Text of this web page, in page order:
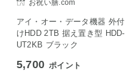
お祝い膳.com
アイ・オー・データ機器 外付
けHDD 2TB 据え置き型 HDD-
UT2KB ブラック
5,700 ポイント